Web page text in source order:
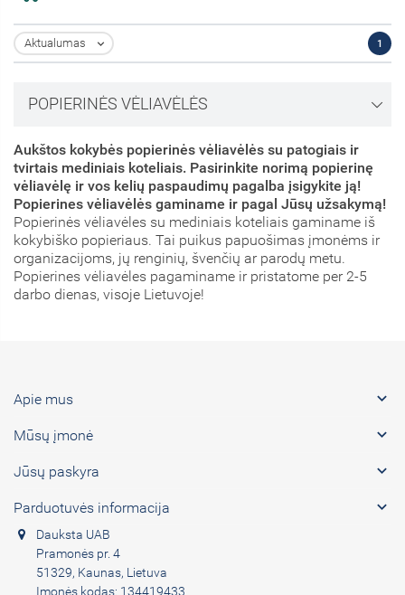
POPIERINĖS VĖLIAVĖLĖS
Aktualumas  1
Aukštos kokybės popierinės vėliavėlės su patogiais ir
tvirtais mediniais koteliais. Pasirinkite norimą popierinę
vėliavėlę ir vos kelių paspaudimų pagalba įsigykite ją!
Popierines vėliavėlės gaminame ir pagal Jūsų užsakymą!
Popierinės vėliavėles su mediniais koteliais gaminame iš
kokybiško popieriaus. Tai puikus papuošimas įmonėms ir
organizacijoms, jų renginių, švenčių ar parodų metu.
Popierines vėliavėles pagaminame ir pristatome per 2-5
darbo dienas, visoje Lietuvoje!
Apie mus 
Mūsų įmonė 
Jūsų paskyra 
Parduotuvės informacija 
Dauksta UAB
Pramonės pr. 4
51329, Kaunas, Lietuva
Įmonės kodas: 134419433